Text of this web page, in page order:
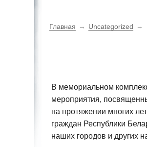
Главная → Uncategorized →
В мемориальном
мероприятия,
на протяжении многих
граждан Республики
наших городов и других